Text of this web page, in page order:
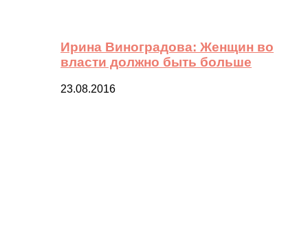
Ирина Виноградова: Женщин во
власти должно быть больше
23.08.2016